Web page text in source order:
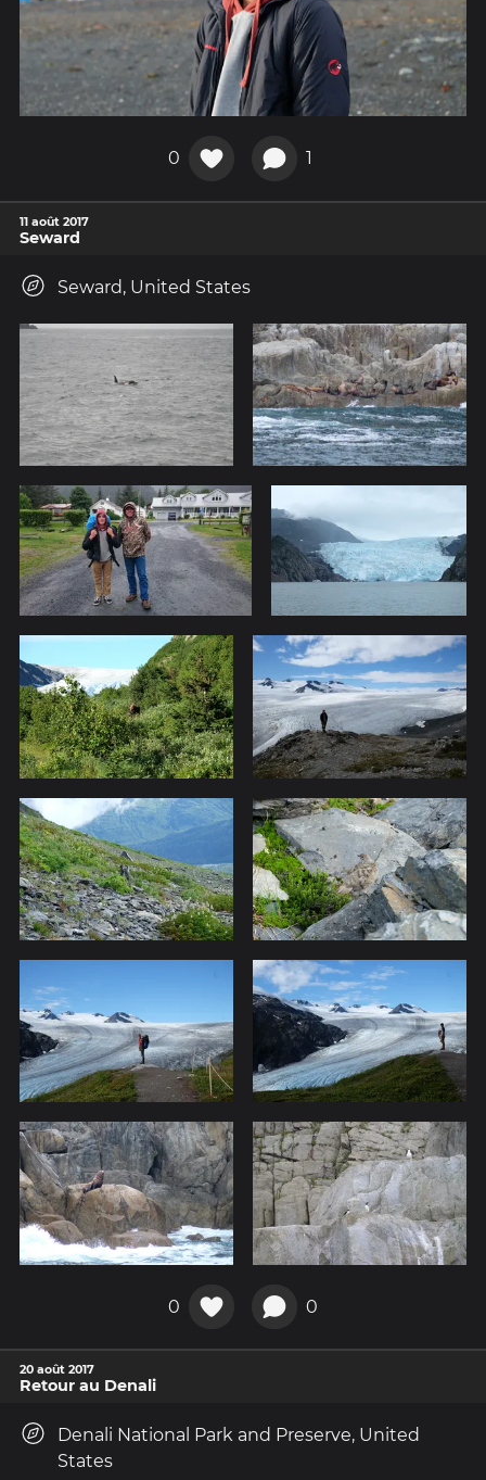
0 1
11 août 2017
Seward
Seward, United States
0 0
20 août 2017
Retour au Denali
Denali National Park and Preserve, United
States